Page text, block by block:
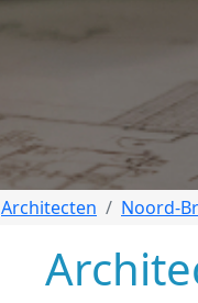
Architecten Noord-